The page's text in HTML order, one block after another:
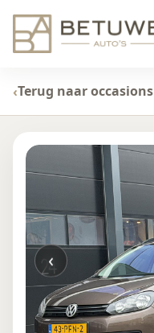
Terug naar occasions
‹